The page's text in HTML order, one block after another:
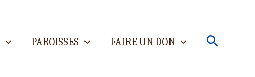
PAROISSES FAIRE UN DON